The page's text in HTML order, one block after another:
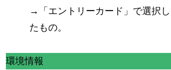
→「エントリーカード」で選択し
たもの。
環境情報